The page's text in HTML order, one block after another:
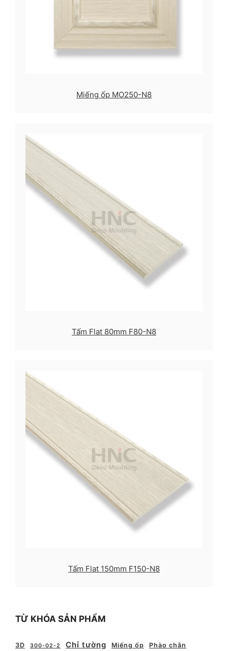
Miếng ốp MO250-N8
Tấm Flat 80mm F80-N8
Tấm Flat 150mm F150-N8
TỪ KHÓA SẢN PHẨM
3D 300-02-2 Chỉ tường Miếng ốp Phào chân